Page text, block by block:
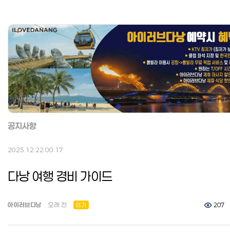
공지사항
2025.12.22 00:17
다낭 여행 경비 가이드
아이러브다낭 오래 전 인기 207